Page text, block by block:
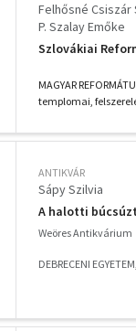
Felhősné Csiszár
P. Szalay Emőke
Szlovákiai
MAGYAR
templomai,
ANTIKVÁR
Sápy Szilvia
A halotti
Weöres Antikvárium
DEBRECENI